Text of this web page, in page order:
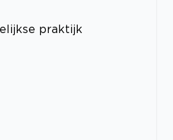
praktijk